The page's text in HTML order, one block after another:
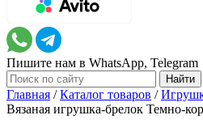
Пишите нам в WhatsApp, Telegram
Главная /Каталог товаров /
Вязаная игрушка-брелок Темно-